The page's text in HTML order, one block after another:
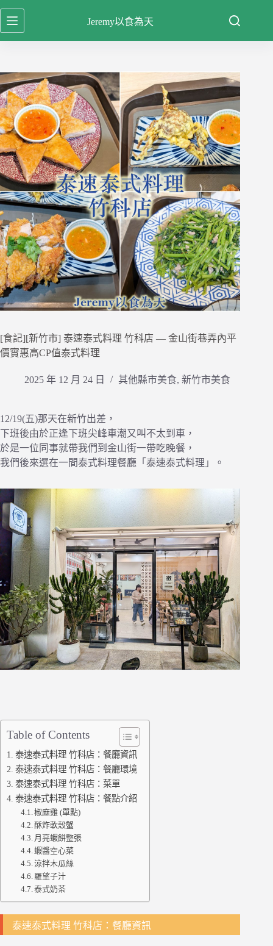
跳
至
容
Jeremy以食為天
[食記][新竹市] 泰速泰式料理 竹科店 — 金山街巷弄內平
價實惠高CP值泰式料理
2025 年 12 月 24 日 其他縣市美食, 新竹市美食
12/19(五)那天在新竹出差，
下班後由於正逢下班尖峰車潮又叫不太到車，
於是一位同事就帶我們到金山街一帶吃晚餐，
我們後來選在一間泰式料理餐廳「泰速泰式料理」。
Table of Contents
泰速泰式料理 竹科店：餐廳資訊
泰速泰式料理 竹科店：餐廳環境
泰速泰式料理 竹科店：菜單
泰速泰式料理 竹科店：餐點介紹
椒麻雞 (單點)
酥炸軟殼蟹
月亮蝦餅整張
蝦醬空心菜
涼拌木瓜絲
羅望子汁
泰式奶茶
泰速泰式料理 竹科店：餐廳資訊